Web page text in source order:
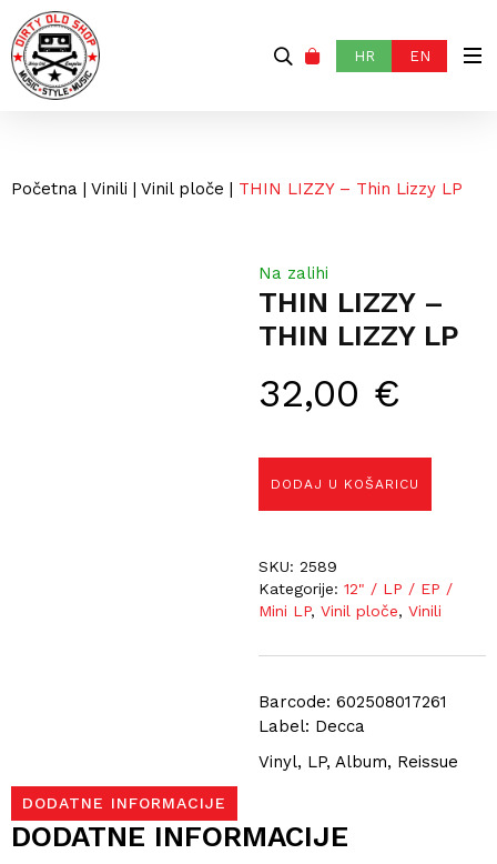
HR EN
Početna | Vinili | Vinil ploče | THIN LIZZY – Thin Lizzy LP
THIN LIZZY –
THIN LIZZY LP
32,00 €
Barcode: 602508017261
Label: Decca
Vinyl, LP, Album, Reissue
Na zalihi
DODAJ U KOŠARICU
SKU: 2589
Kategorije: 12" / LP / EP /
Mini LP, Vinil ploče, Vinili
DODATNE INFORMACIJE
DODATNE INFORMACIJE